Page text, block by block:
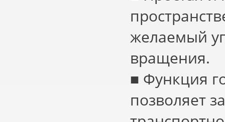
желаемый
вращения.
■ Функция
позволяет